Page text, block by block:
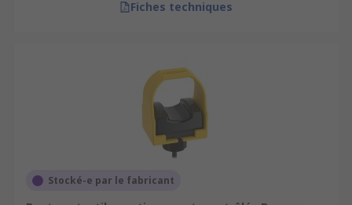
Fiches techniques
Stocké-e par le fabricant